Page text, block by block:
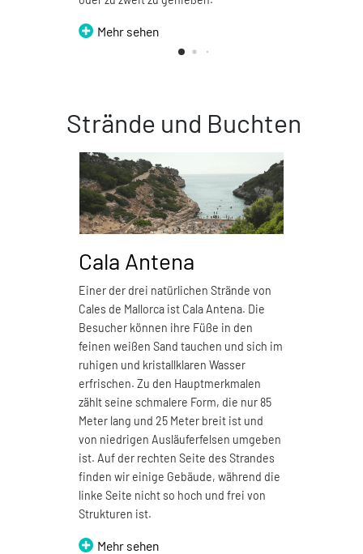
Mehr sehen
Strände und Buchten
Cala Antena
Einer der drei natürlichen Strände von
Cales de Mallorca ist Cala Antena. Die
Besucher können ihre Füße in den
feinen weißen Sand tauchen und sich im
ruhigen und kristallklaren Wasser
erfrischen. Zu den Hauptmerkmalen
zählt seine schmalere Form, die nur 85
Meter lang und 25 Meter breit ist und
von niedrigen Ausläuferfelsen umgeben
ist. Auf der rechten Seite des Strandes
finden wir einige Gebäude, während die
linke Seite nicht so hoch und frei von
Strukturen ist.
Mehr sehen